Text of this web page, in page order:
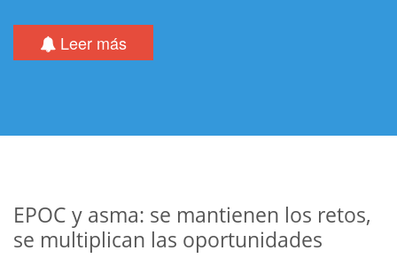
Leer más
EPOC y asma: se mantienen los retos,
se multiplican las oportunidades